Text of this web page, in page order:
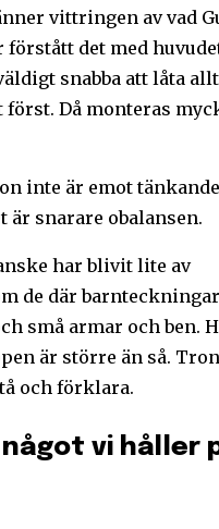
vittringen av vad
det med
snabba att låta
först. Då monteras
inte är emot
är snarare obalansen.
har blivit lite av
de där
små armar och ben.
är större än så.
och förklara.
något vi håller